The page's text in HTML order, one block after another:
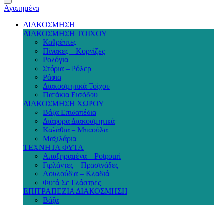
Αγαπημένα
ΔΙΑΚΟΣΜΗΣΗ
ΔΙΑΚΟΣΜΗΣΗ ΤΟΙΧΟΥ
Καθρέπτες
Πίνακες – Κορνίζες
Ρολόγια
Στόρια – Ρόλερ
Ράφια
Διακοσμητικά Τοίχου
Πατάκια Εισόδου
ΔΙΑΚΟΣΜΗΣΗ ΧΩΡΟΥ
Βάζα Επιδαπέδια
Διάφορα Διακοσμητικά
Καλάθια – Μπαούλα
Μαξιλάρια
ΤΕΧΝΗΤΑ ΦΥΤΑ
Αποξηραμένα – Potpouri
Γιρλάντες – Πρασινάδες
Λουλούδια – Κλαδιά
Φυτά Σε Γλάστρες
ΕΠΙΤΡΑΠΕΖΙΑ ΔΙΑΚΟΣΜΗΣΗ
Βάζα